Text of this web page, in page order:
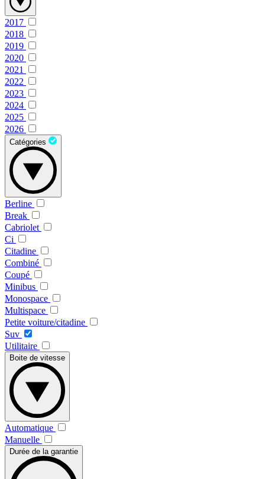
2017
2018
2019
2020
2021
2022
2023
2024
2025
2026
Catégories
Berline
Break
Cabriolet
Ci
Citadine
Combiné
Coupé
Minibus
Monospace
Multispace
Petite voiture/citadine
Suv
Utilitaire
Boite de vitesse
Automatique
Manuelle
Durée de la garantie